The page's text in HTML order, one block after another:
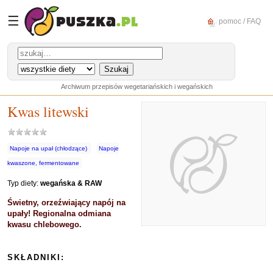
☰ pomoc / FAQ
Archiwum przepisów wegetariańskich i wegańskich
Kwas litewski
Napoje na upał (chłodzące) Napoje
kwaszone, fermentowane
Typ diety: wegańska & RAW
Świetny, orzeźwiający napój na
upały! Regionalna odmiana
kwasu chlebowego.
SKŁADNIKI: